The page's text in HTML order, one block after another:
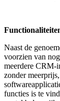
Naast de
voorzien van
meerdere CRM-
zonder
functies is te